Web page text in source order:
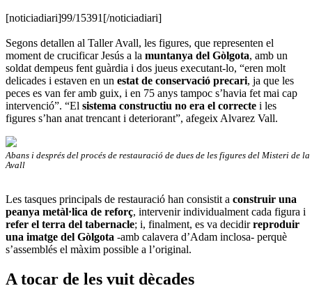
[noticiadiari]99/15391[/noticiadiari]
Segons detallen al Taller Avall, les figures, que representen el
moment de crucificar Jesús a la muntanya del Gòlgota, amb un
soldat dempeus fent guàrdia i dos jueus executant-lo, “eren molt
delicades i estaven en un estat de conservació precari, ja que les
peces es van fer amb guix, i en 75 anys tampoc s’havia fet mai cap
intervenció”. “El sistema constructiu no era el correcte i les
figures s’han anat trencant i deteriorant”, afegeix Alvarez Vall.
Abans i després del procés de restauració de dues de les figures del Misteri de
Avall
Les tasques principals de restauració han consistit a construir una
peanya metàl·lica de reforç, intervenir individualment cada figura i
refer el terra del tabernacle; i, finalment, es va decidirreproduir
una imatge del Gòlgota -amb calavera d’Adam inclosa- perquè
s’assemblés el màxim possible a l’original.
A tocar de les vuit dècades